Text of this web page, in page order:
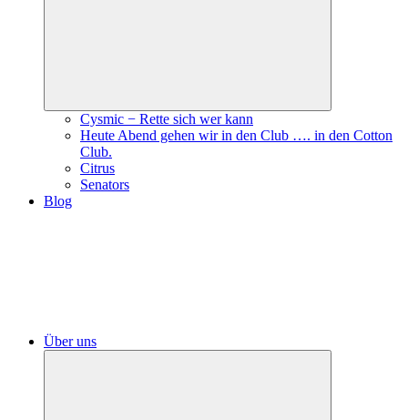
Cysmic − Rette sich wer kann
Heute Abend gehen wir in den Club …. in den Cotton
Club.
Citrus
Senators
Blog
Über uns